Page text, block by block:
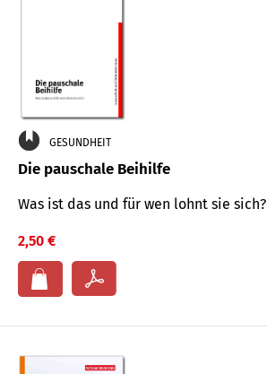
GESUNDHEIT
Die pauschale Beihilfe
Was ist das und für wen lohnt sie sich?
2,50 €